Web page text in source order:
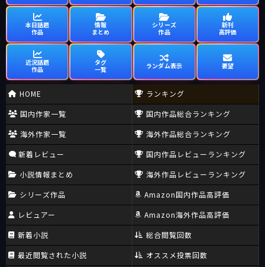
本日話題
作品
情報
まとめ
シリーズ
作品
新刊
高評価
近況話題
作品
タグ
一覧
ランダム表示 要望
HOME
国内作家一覧
海外作家一覧
新着レビュー
小説情報まとめ
シリーズ作品
レビュアー
新着小説
最近閲覧された小説
ランキング
国内作品総合ランキング
海外作品総合ランキング
国内作品レビューランキング
海外作品レビューランキング
Amazon国内作品高評価
Amazon海外作品高評価
総合閲覧回数
オススメ投票回数